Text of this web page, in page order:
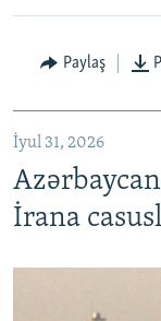
Paylaş
İyul 31, 2026
İrana